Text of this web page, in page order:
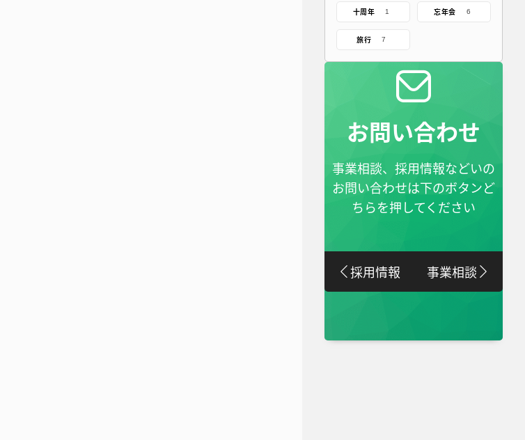
十周年 1 忘年会 6
旅行 7
お問い合わせ
事業相談、採用情報などいの
お問い合わせは下のボタンど
ちらを押してください
採用情報 事業相談